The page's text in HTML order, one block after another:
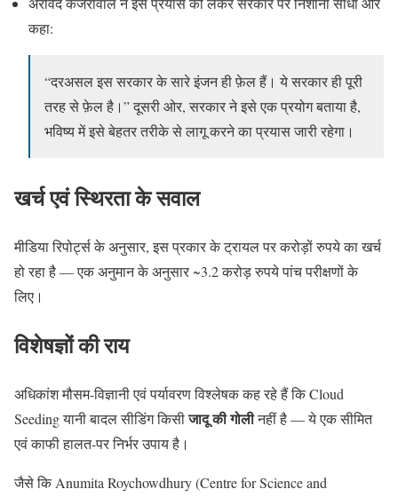
कहा:
“दरअसल इस सरकार के सारे इंजन ही फ़ेल हैं। ये सरकार ही पूरी
तरह से फ़ेल है।” दूसरी ओर, सरकार ने इसे एक प्रयोग बताया है,
भविष्य में इसे बेहतर तरीके से लागू करने का प्रयास जारी रहेगा।
खर्च एवं स्थिरता के सवाल
मीडिया रिपोर्ट्स के अनुसार, इस प्रकार के ट्रायल पर करोड़ों रुपये का खर्च
हो रहा है — एक अनुमान के अनुसार ~3.2 करोड़ रुपये पांच परीक्षणों के
लिए।
विशेषज्ञों की राय
अधिकांश मौसम-विज्ञानी एवं पर्यावरण विश्लेषक कह रहे हैं कि Cloud
Seeding यानी बादल सीडिंग किसीजादू की गोलीनहीं है — ये एक सीमित
एवं काफी हालत-पर निर्भर उपाय है।
जैसे कि Anumita Roychowdhury (Centre for Science and